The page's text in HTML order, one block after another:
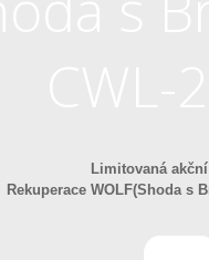
Limitovaná
Rekuperace WOLF(Shoda s